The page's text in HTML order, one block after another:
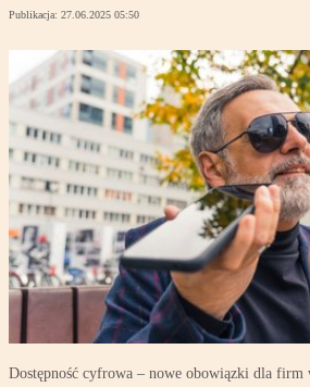
Publikacja: 27.06.2025 05:50
Dostępność cyfrowa – nowe obowiązki dla firm